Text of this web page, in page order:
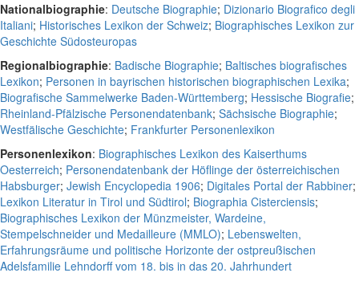
Nationalbiographie: Deutsche Biographie; Dizionario Biografico degli
Italiani; Historisches Lexikon der Schweiz; Biographisches Lexikon zur
Geschichte Südosteuropas
Regionalbiographie: Badische Biographie; Baltisches biografisches
Lexikon; Personen in bayrischen historischen biographischen Lexika;
Biografische Sammelwerke Baden-Württemberg; Hessische Biografie;
Rheinland-Pfälzische Personendatenbank; Sächsische Biographie;
Westfälische Geschichte; Frankfurter Personenlexikon
Personenlexikon: Biographisches Lexikon des Kaiserthums
Oesterreich; Personendatenbank der Höflinge der österreichischen
Habsburger; Jewish Encyclopedia 1906; Digitales Portal der Rabbiner;
Lexikon Literatur in Tirol und Südtirol; Biographia Cisterciensis;
Biographisches Lexikon der Münzmeister, Wardeine,
Stempelschneider und Medailleure (MMLO); Lebenswelten,
Erfahrungsräume und politische Horizonte der ostpreußischen
Adelsfamilie Lehndorff vom 18. bis in das 20. Jahrhundert